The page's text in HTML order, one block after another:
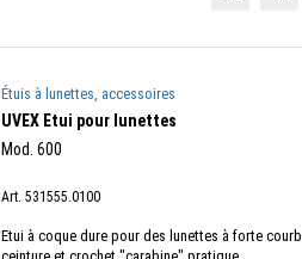
Étuis à lunettes, accessoires
UVEX Etui pour lunettes
Mod. 600
Art. 531555.0100
Etui à coque dure pour des lunettes à forte